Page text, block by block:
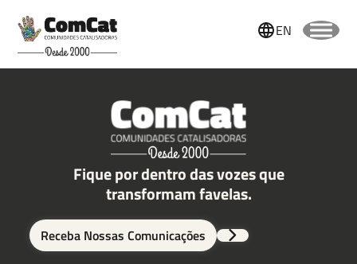
EN
Fique por dentro das vozes que
transformam favelas.
Receba Nossas Comunicações